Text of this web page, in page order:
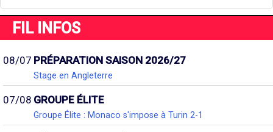
FIL INFOS
08/07 PRÉPARATION SAISON 2026/27
Stage en Angleterre
07/08 GROUPE ÉLITE
Groupe Élite : Monaco s'impose à Turin 2-1